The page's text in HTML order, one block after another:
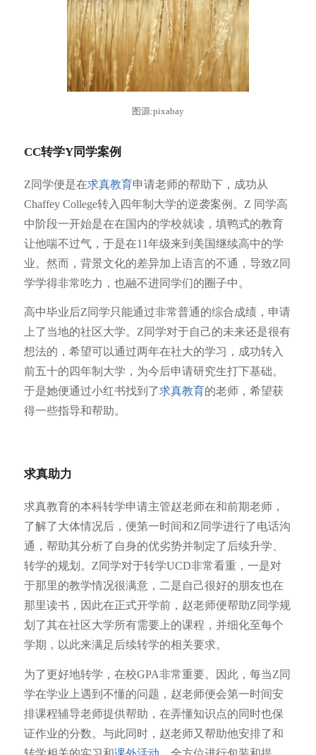
图源:pixabay
CC转学Y同学案例
Z同学便是在求真教育申请老师的帮助下，成功从
Chaffey College转入四年制大学的逆袭案例。Z 同学高
中阶段一开始是在在国内的学校就读，填鸭式的教育
让他喘不过气，于是在11年级来到美国继续高中的学
业。然而，背景文化的差异加上语言的不通，导致Z同
学学得非常吃力，也融不进同学们的圈子中。
高中毕业后Z同学只能通过非常普通的综合成绩，申请
上了当地的社区大学。Z同学对于自己的未来还是很有
想法的，希望可以通过两年在社大的学习，成功转入
前五十的四年制大学，为今后申请研究生打下基础。
于是她便通过小红书找到了求真教育的老师，希望获
得一些指导和帮助。
求真助力
求真教育的本科转学申请主管赵老师在和前期老师，
了解了大体情况后，便第一时间和Z同学进行了电话沟
通，帮助其分析了自身的优劣势并制定了后续升学、
转学的规划。Z同学对于转学UCD非常看重，一是对
于那里的教学情况很满意，二是自己很好的朋友也在
那里读书，因此在正式开学前，赵老师便帮助Z同学规
划了其在社区大学所有需要上的课程，并细化至每个
学期，以此来满足后续转学的相关要求。
为了更好地转学，在校GPA非常重要。因此，每当Z同
学在学业上遇到不懂的问题，赵老师便会第一时间安
排课程辅导老师提供帮助，在弄懂知识点的同时也保
证作业的分数。与此同时，赵老师又帮助他安排了和